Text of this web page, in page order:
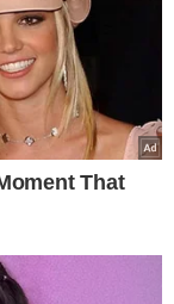
ponto de
da proposta
poderes,
os
terá um
de ser